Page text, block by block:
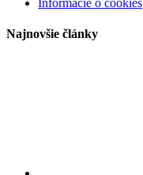
Informácie o cookies
Najnovšie články